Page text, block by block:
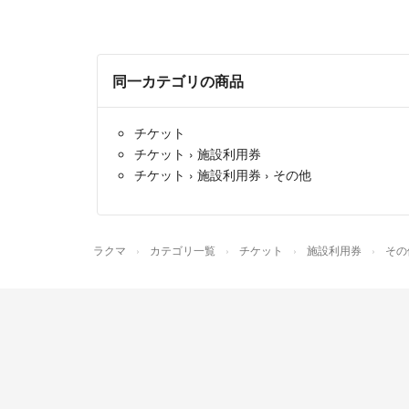
同一カテゴリの商品
チケット
チケット › 施設利用券
チケット › 施設利用券 › その他
ラクマ カテゴリ一覧 チケット 施設利用券 そ